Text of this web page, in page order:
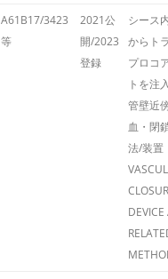
A61B17/3423
等
2021公
開/2023
登録
シース
からト
プロコ
トを注
管壁近
血・閉
法/装置